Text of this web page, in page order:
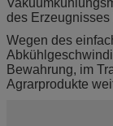
des
Wegen des
Bewahrung, im
Agrarprodukte